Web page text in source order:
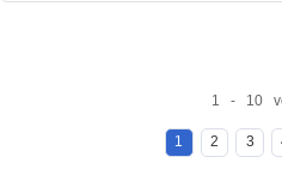
1 - 10
1 2 3